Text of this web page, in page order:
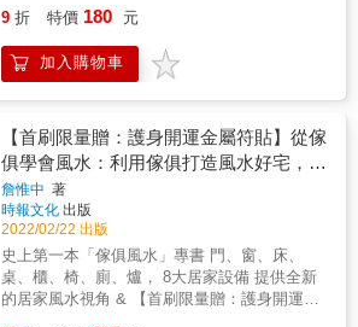
9 折 特價 180 元
加入購物車
【首刷限量贈：護身開運金屬符貼】從傢
俱學會風水：利用傢俱打造風水好宅，架
設屬於自己的豪宅，財運、桃花、事業、
健康，各種好運樣樣來！
詹惟中 著
時報文化 出版
2022/02/22 出版
史上第一本「傢俱風水」專書 門、窗、床、
桌、櫃、椅、廁、爐， 8大居家設備 提供全新
的居家風水視角 & 【首刷限量贈：護身開運金